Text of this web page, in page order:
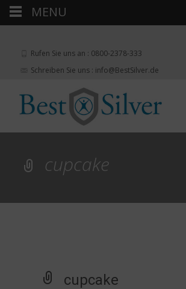
Rufen Sie uns an : 0800-2378-333
Schreiben Sie uns : info@BestSilver.de
cupcake
cupcake
MENU